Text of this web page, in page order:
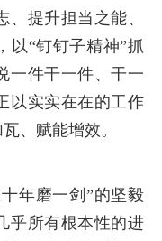
提升担当之能、
以“钉钉子精神”抓
一件干一件、干一
以实实在在的工作
、赋能增效。
年磨一剑”的坚毅
乎所有根本性的进